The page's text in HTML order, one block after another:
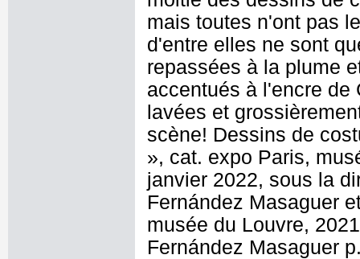
mais toutes n'ont pas
d'entre elles ne sont
repassées à la plume
accentués à l'encre de
lavées et
scène! Dessins de
», cat. expo Paris,
janvier 2022, sous la
Fernández Masaguer
musée du Louvre,
Fernández Masaguer